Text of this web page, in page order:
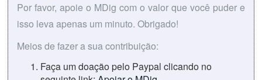
Por favor, apoie o MDig com o valor que você puder e
isso leva apenas um minuto. Obrigado!
Meios de fazer a sua contribuição:
Faça um doação pelo Paypal clicando no